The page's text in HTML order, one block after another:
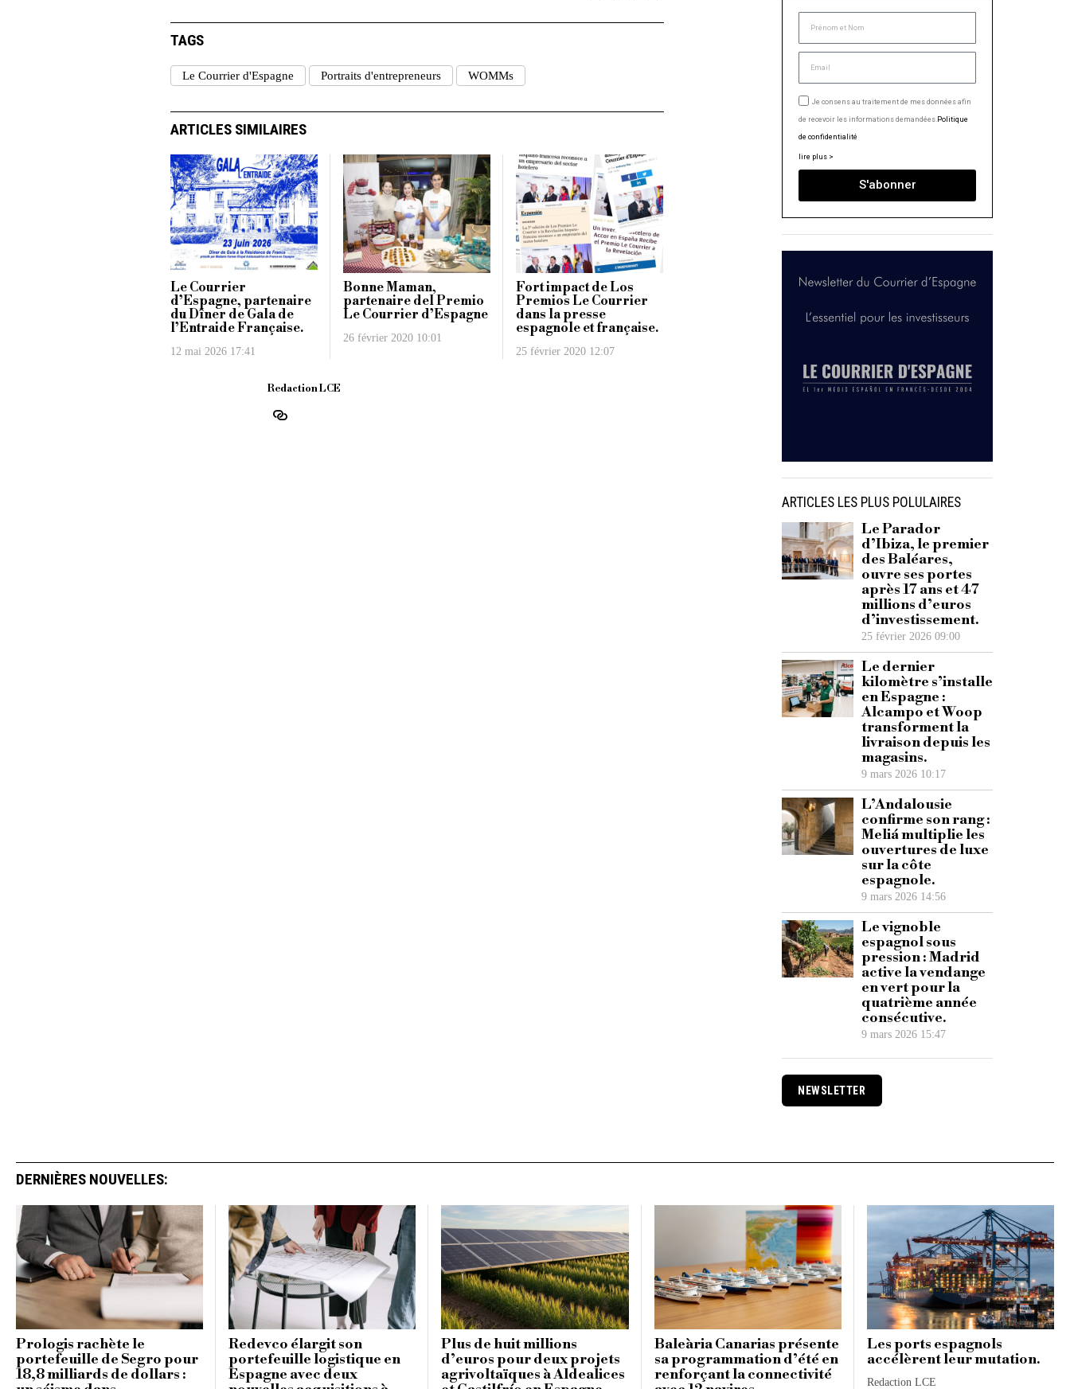
TAGS
Le Courrier d'Espagne Portraits d'entrepreneurs WOMMs
ARTICLES SIMILAIRES
Le Courrier
d’Espagne, partenaire
du Dîner de Gala de
l’Entraide Française.
12 mai 2026 17:41
Bonne Maman,
partenaire del Premio
Le Courrier d’Espagne
26 février 2020 10:01
Fort impact de Los
Premios Le Courrier
dans la presse
espagnole et française.
25 février 2020 12:07
Redaction LCE
Je consens au traitement de mes données afin
de recevoir les informations demandées. Politique
de confidentialité
lire plus >
S'abonner
ARTICLES LES PLUS POLULAIRES
Le Parador
d’Ibiza, le premier
des Baléares,
ouvre ses portes
après 17 ans et 47
millions d’euros
d’investissement.
25 février 2026 09:00
Le dernier
kilomètre s’installe
en Espagne :
Alcampo et Woop
transforment la
livraison depuis les
magasins.
9 mars 2026 10:17
L’Andalousie
confirme son rang :
Meliá multiplie les
ouvertures de luxe
sur la côte
espagnole.
9 mars 2026 14:56
Le vignoble
espagnol sous
pression : Madrid
active la vendange
en vert pour la
quatrième année
consécutive.
9 mars 2026 15:47
NEWSLETTER
DERNIÈRES NOUVELLES:
Prologis rachète le
portefeuille de Segro pour
18,8 milliards de dollars :
Redevco élargit son
portefeuille logistique en
Espagne avec deux
Plus de huit millions
d’euros pour deux projets
agrivoltaïques à Aldealices
Baleària Canarias présente
sa programmation d’été en
renforçant la connectivité
Les ports espagnols
accélèrent leur mutation.
Redaction LCE